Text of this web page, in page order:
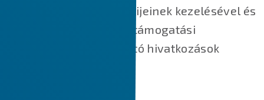
főbb webböngészők sütijeinek kezelésével és
törlésével kapcsolatos támogatási
dokumentumokra mutató hivatkozások